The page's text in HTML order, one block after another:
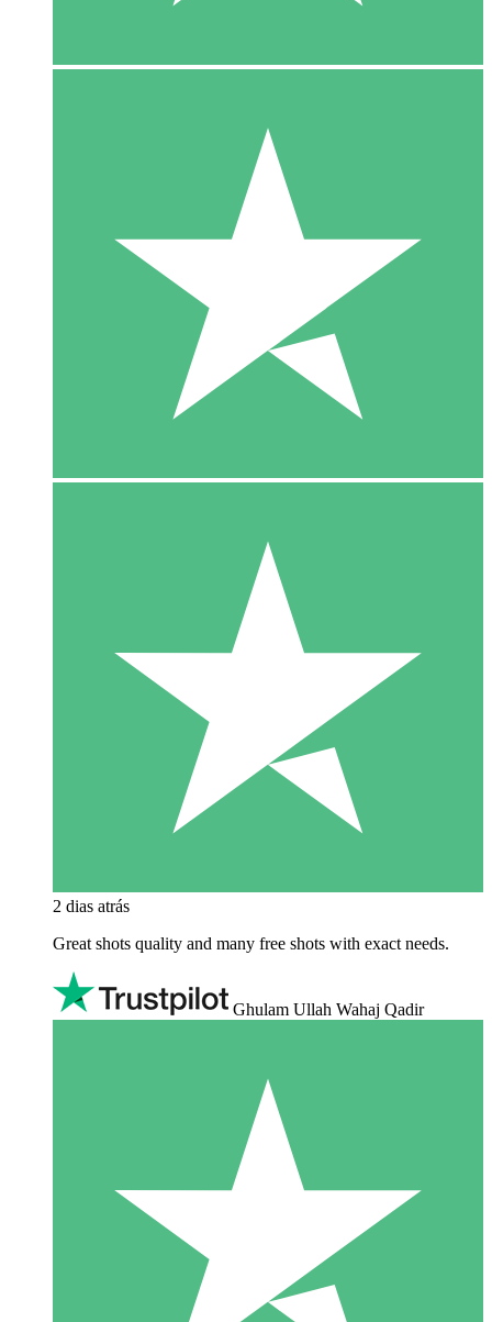
2 dias atrás
Great shots quality and many free shots with exact needs.
Ghulam Ullah Wahaj Qadir